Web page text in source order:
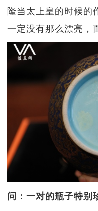
隆当太上皇的时候的
一定没有那么漂亮，
问：一对的瓶子特别